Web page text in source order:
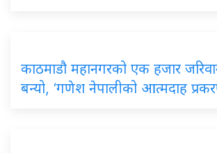
काठमाडौ महानगरको एक हजार
बन्यो, ‘गणेश नेपालीको आत्मदाह